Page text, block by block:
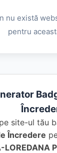
nu există
pentru
site-ul tău
Încredere
LOREDANA